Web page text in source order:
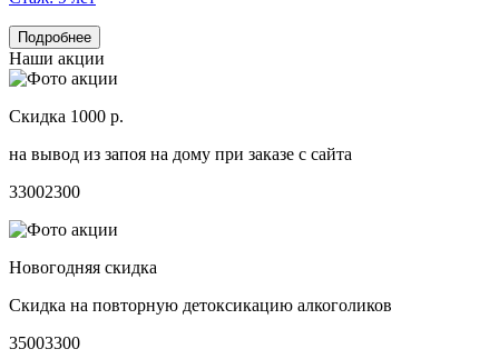
Подробнее
Наши акции
Скидка 1000 р.
на вывод из запоя на дому при заказе с сайта
33002300
Новогодняя скидка
Скидка на повторную детоксикацию алкоголиков
35003300